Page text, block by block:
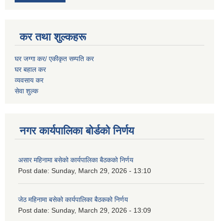
कर तथा शुल्कहरू
घर जग्गा कर/ एकीकृत सम्पति कर
घर बहाल कर
व्यवसाय कर
सेवा शुल्क
नगर कार्यपालिका बोर्डको निर्णय
असार महिनामा बसेको कार्यपालिका बैठकको निर्णय
Post date: Sunday, March 29, 2026 - 13:10
जेठ महिनामा बसेको कार्यपालिका बैठकको निर्णय
Post date: Sunday, March 29, 2026 - 13:09